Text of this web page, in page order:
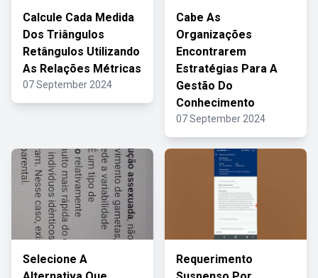
Calcule Cada Medida
Dos Triângulos
Retângulos Utilizando
As Relações Métricas
07 September 2024
Cabe As
Organizações
Encontrarem
Estratégias Para A
Gestão Do
Conhecimento
07 September 2024
Selecione A
Requerimento